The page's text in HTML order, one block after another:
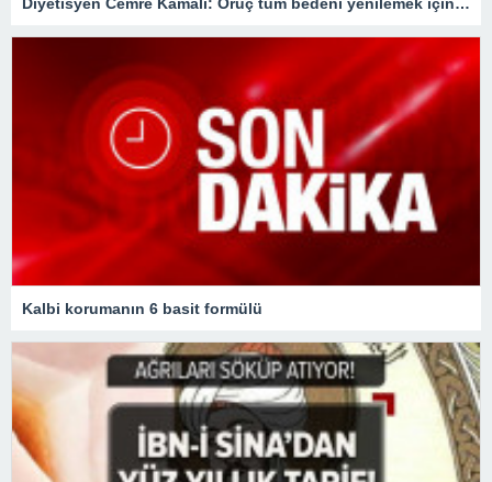
Kalbi korumanın 6 basit formülü